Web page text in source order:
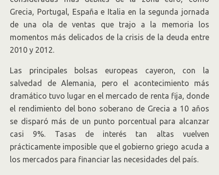
Grecia, Portugal, España e Italia en la segunda jornada
de una ola de ventas que trajo a la memoria los
momentos más delicados de la crisis de la deuda entre
2010 y 2012.
Las principales bolsas europeas cayeron, con la
salvedad de Alemania, pero el acontecimiento más
dramático tuvo lugar en el mercado de renta fija, donde
el rendimiento del bono soberano de Grecia a 10 años
se disparó más de un punto porcentual para alcanzar
casi 9%. Tasas de interés tan altas vuelven
prácticamente imposible que el gobierno griego acuda a
los mercados para financiar las necesidades del país.